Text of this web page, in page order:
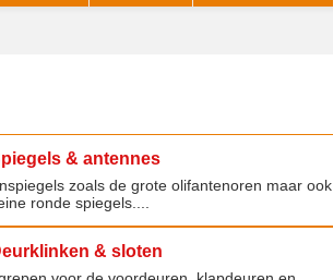
& antennes
& antennes
zoals de grote olifantenoren maar ook
ronde spiegels....
& sloten
& sloten